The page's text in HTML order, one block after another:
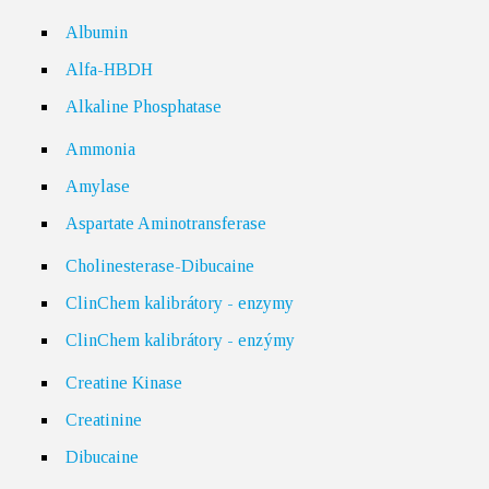
Albumin
Alfa-HBDH
Alkaline Phosphatase
Ammonia
Amylase
Aspartate Aminotransferase
Cholinesterase-Dibucaine
ClinChem kalibrátory - enzymy
ClinChem kalibrátory - enzýmy
Creatine Kinase
Creatinine
Dibucaine